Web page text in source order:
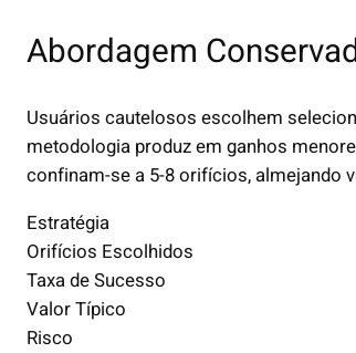
Abordagem
Usuários cautelosos escolhem
metodologia produz em ganhos
confinam-se a 5-8 orifícios, almejando
Estratégia
Orifícios Escolhidos
Taxa de Sucesso
Valor Típico
Risco